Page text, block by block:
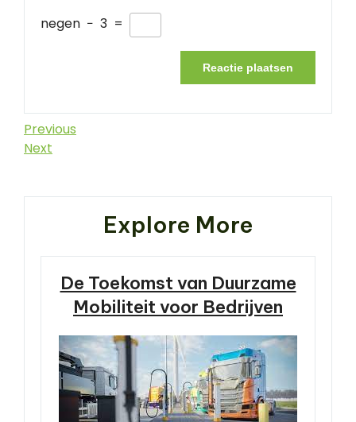
negen − 3 =
Berichtnavigatie
Previous
Post
Previous
Next
Next
Explore More
De Toekomst van Duurzame
Mobiliteit voor Bedrijven